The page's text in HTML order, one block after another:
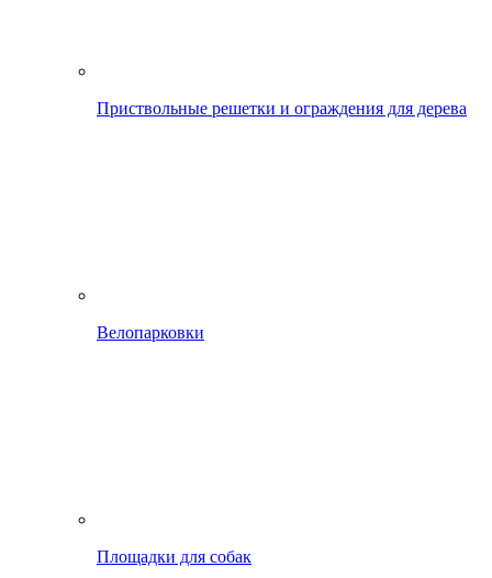
Приствольные решетки и ограждения для дерева
Велопарковки
Площадки для собак